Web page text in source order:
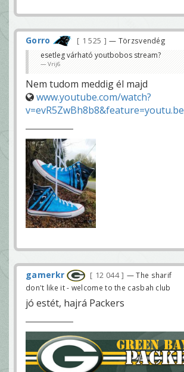
Gorro 1 525 — Törzsvendég
esetleg várható youtbobos stream?
Vrij6
Nem tudom meddig él majd
www.youtube.com/watch?
v=evR5ZwBh8b8&feature=youtu.be
gamerkr 12 044
— The sharif
don't like it - welcome to the casbah club
jó estét, hajrá Packers